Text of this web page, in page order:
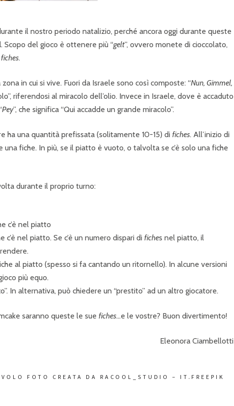
il nostro periodo natalizio, perché ancora oggi durante queste
. Scopo del gioco è ottenere più “gelt”, ovvero monete di cioccolato,
fiches.
in cui si vive. Fuori da Israele sono così composte: “Nun, Gimmel,
riferendosi al miracolo dell’olio. Invece in Israele, dove è accaduto
Pey”, che significa “Qui accadde un grande miracolo”.
ha una quantità prefissata (solitamente 10-15) di fiches. All’inizio di
fiche. In più, se il piatto è vuoto, o talvolta se c’è solo una fiche
durante il proprio turno:
c’è nel piatto
nel piatto. Se c’è un numero dispari di fiches nel piatto, il
più equo.
In alternativa, può chiedere un “prestito” ad un altro giocatore.
saranno queste le sue fiches…e le vostre? Buon divertimento!
Eleonora Ciambellotti
FOTO CREATA DA RACOOL_STUDIO – IT.FREEPIK